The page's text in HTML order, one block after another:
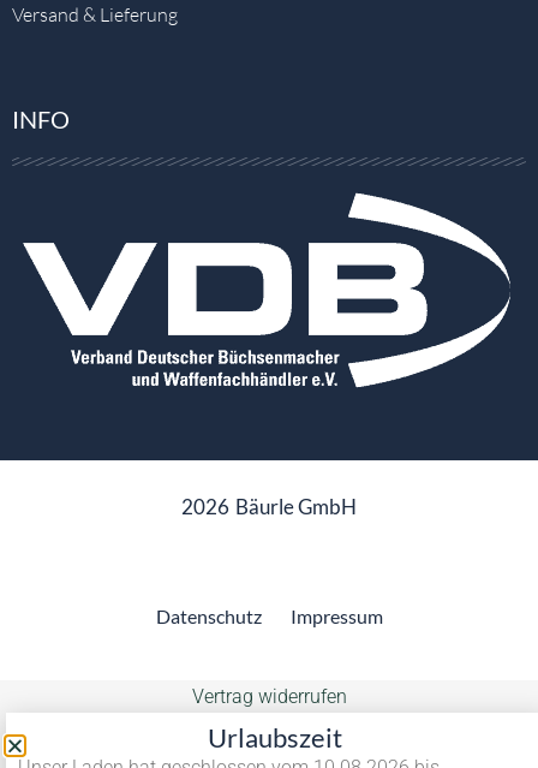
Versand & Lieferung
INFO
2026 Bäurle GmbH
Datenschutz Impressum
Vertrag widerrufen
Urlaubszeit